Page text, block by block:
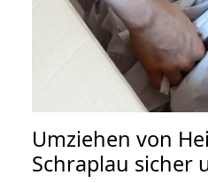
Umziehen von
Schraplau sicher